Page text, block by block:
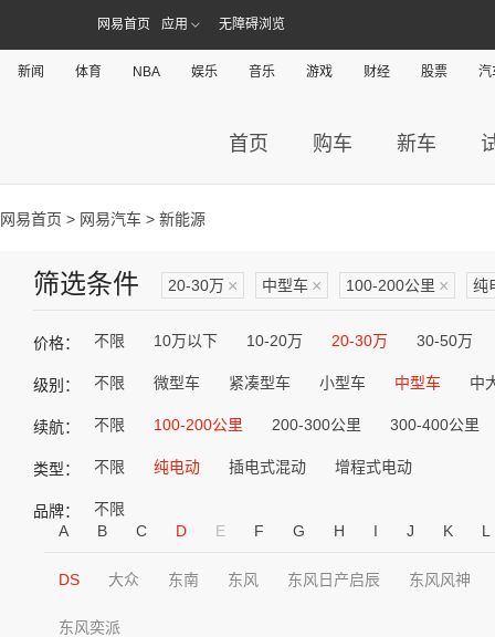
网易首页 应用 无障碍浏览
新闻 体育 NBA 娱乐 音乐 游戏 财经 股票 汽
首页 购车 新车
网易首页 > 网易汽车 > 新能源
筛选条件 20-30万 × 中型车 × 100-200公里 × 纯
价格： 不限 10万以下 10-20万 20-30万 30-50万
级别： 不限 微型车 紧凑型车 小型车 中型车 中
续航： 不限 100-200公里 200-300公里 300-400公里
类型： 不限 纯电动 插电式混动 增程式电动
品牌：
不限
A
B C D E F G H I J K L
DS 大众 东南 东风 东风日产启辰 东风风神
东风奕派